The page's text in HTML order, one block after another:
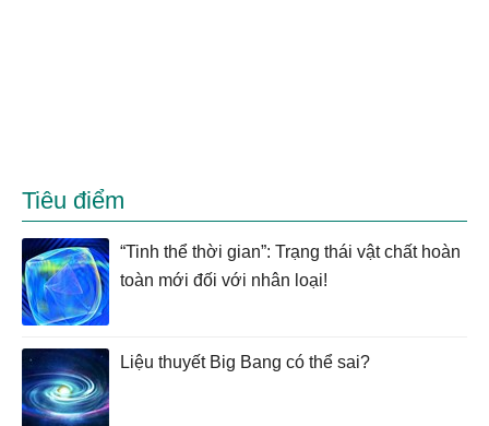
Tiêu điểm
“Tinh thể thời gian”: Trạng thái vật chất hoàn
toàn mới đối với nhân loại!
Liệu thuyết Big Bang có thể sai?